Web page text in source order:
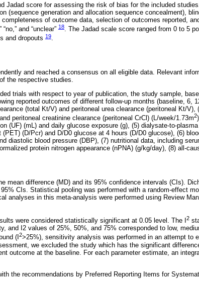
Jadad score for assessing the risk of bias for the included
(sequence generation and allocation sequence concealment),
of outcome data, selection of outcomes reported,
and “unclear” 18. The Jadad scale score ranged from 0 to 5
and dropouts 19.
and reached a consensus on all eligible data. Relevant
the respective studies.
trials with respect to year of publication, the study sample,
reported outcomes of different follow-up months (baseline, 6,
(total Kt/V) and peritoneal urea clearance (peritoneal Kt/V),
peritoneal creatinine clearance (peritoneal CrCl) (L/week/1.73m2
(UF) (mL) and daily glucose exposure (g), (5) dialysate-to-
(D/Pcr) and D/D0 glucose at 4 hours (D/D0 glucose), (6)
diastolic blood pressure (DBP), (7) nutritional data, including
protein nitrogen appearance (nPNA) (g/kg/day), (8) all-
mean difference (MD) and its 95% confidence intervals (CIs).
CIs. Statistical pooling was performed with a random-effect
analyses in this meta-analysis were performed using Review
were considered statistically significant at 0.05 level. The I 2
and I2 values of 25%, 50%, and 75% corresponded to low,
(I 2>25%), sensitivity analysis was performed in an attempt to
we excluded the study which has the significant
outcome at the baseline. For each parameter estimate, an
the recommendations by Preferred Reporting Items for